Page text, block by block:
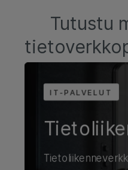
Tutustu
IT-PALVELUT